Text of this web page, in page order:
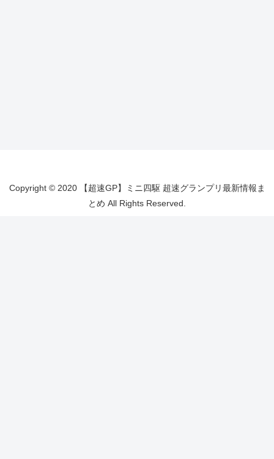
Copyright © 2020 【超速GP】ミニ四駆 超速グランプリ最新情報ま
とめ All Rights Reserved.